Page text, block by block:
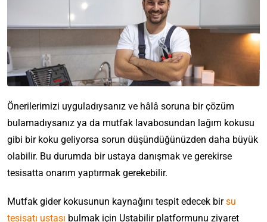
Önerilerimizi uyguladıysanız ve hâlâ soruna bir çözüm
bulamadıysanız ya da mutfak lavabosundan lağım kokusu
gibi bir koku geliyorsa sorun düşündüğünüzden daha büyük
olabilir. Bu durumda bir ustaya danışmak ve gerekirse
tesisatta onarım yaptırmak gerekebilir.
Mutfak gider kokusunun kaynağını tespit edecek birsu
tesisatı ustası bulmak için Ustabilir platformunu ziyaret
K
o
k
v
N
e
E
v
İ
s
n
e
ı
a
L
v
a
s
e
r
y
i
S
e
r
a
i
k
L
v
a
Ç
i
K
o
z
e
t
ı
k
n
ı
l
ğ
N
a